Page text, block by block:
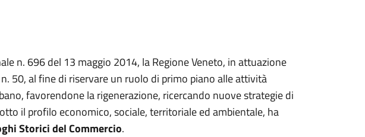
n. 696 del 13 maggio 2014, la Regione Veneto, in attuazione
50, al fine di riservare un ruolo di primo piano alle attività
favorendone la rigenerazione, ricercando nuove strategie di
il profilo economico, sociale, territoriale ed ambientale, ha
Storici del Commercio.